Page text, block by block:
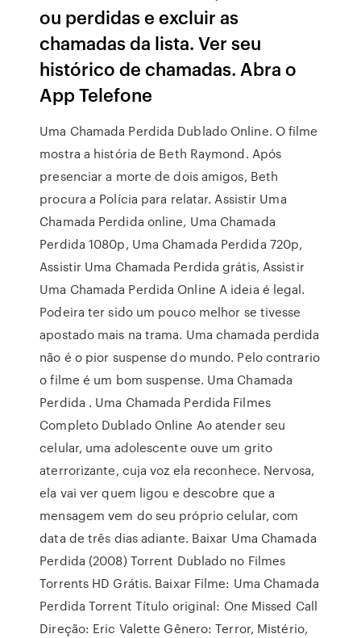
ou perdidas e excluir as
chamadas da lista. Ver seu
histórico de chamadas. Abra o
App Telefone
Uma Chamada Perdida Dublado Online. O filme
mostra a história de Beth Raymond. Após
presenciar a morte de dois amigos, Beth
procura a Polícia para relatar. Assistir Uma
Chamada Perdida online, Uma Chamada
Perdida 1080p, Uma Chamada Perdida 720p,
Assistir Uma Chamada Perdida grátis, Assistir
Uma Chamada Perdida Online A ideia é legal.
Podeira ter sido um pouco melhor se tivesse
apostado mais na trama. Uma chamada perdida
não é o pior suspense do mundo. Pelo contrario
o filme é um bom suspense. Uma Chamada
Perdida . Uma Chamada Perdida Filmes
Completo Dublado Online Ao atender seu
celular, uma adolescente ouve um grito
aterrorizante, cuja voz ela reconhece. Nervosa,
ela vai ver quem ligou e descobre que a
mensagem vem do seu próprio celular, com
data de três dias adiante. Baixar Uma Chamada
Perdida (2008) Torrent Dublado no Filmes
Torrents HD Grátis. Baixar Filme: Uma Chamada
Perdida Torrent Título original: One Missed Call
Direção: Eric Valette Gênero: Terror, Mistério,